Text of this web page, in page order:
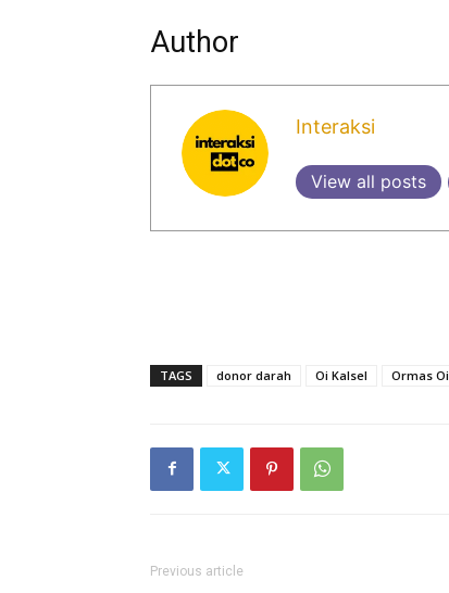
Author
Interaksi
View all posts
TAGS donor darah Oi Kalsel Ormas Oi
Previous article